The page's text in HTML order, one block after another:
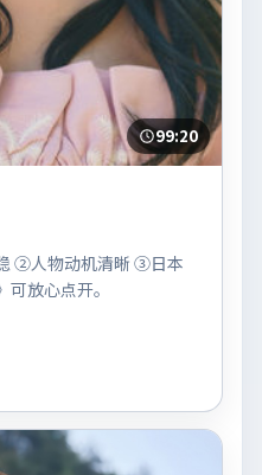
99:20
②人物动机清晰 ③日本
放心点开。